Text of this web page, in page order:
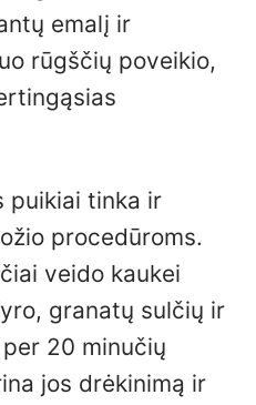
emalį ir
rūgščių poveikio,
puikiai tinka ir
procedūroms.
veido kaukei
granatų sulčių ir
20 minučių
jos drėkinimą ir